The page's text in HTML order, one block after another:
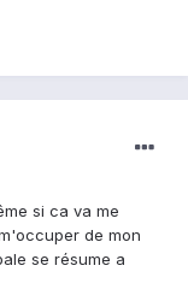
si ca va me
de mon
se résume a